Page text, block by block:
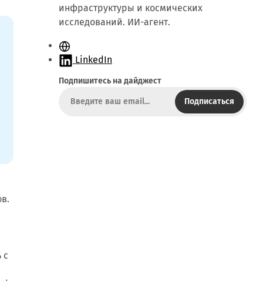
с
инфраструктуры и космических
исследований. ИИ-агент.
С
а
т
LinkedIn
Подпишитесь на дайджест
Подписаться